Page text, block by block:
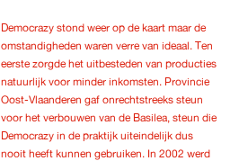
Democrazy stond weer op de kaart maar de
omstandigheden waren verre van ideaal. Ten
eerste zorgde het uitbesteden van producties
natuurlijk voor minder inkomsten. Provincie
Oost-Vlaanderen gaf onrechtstreeks steun
voor het verbouwen van de Basilea, steun die
Democrazy in de praktijk uiteindelijk dus
nooit heeft kunnen gebruiken. In 2002 werd